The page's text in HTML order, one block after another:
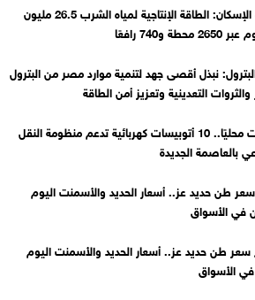
وزيرة الإسكان: الطاقة الإنتاجية لمياه الشرب 26.5 مليون
نبذل أقصى جهد لتنمية موارد مصر من البترول
والثروات التعدينية وتعزيز أمن الطاقة
صنعت محليًا.. 10 أتوبيسات كهربائية تدعم منظومة النقل
بالعاصمة الجديدة
طن حديد عز.. أسعار الحديد والأسمنت اليوم
في الأسواق
سعر طن حديد عز.. أسعار الحديد والأسمنت اليوم
في الأسواق